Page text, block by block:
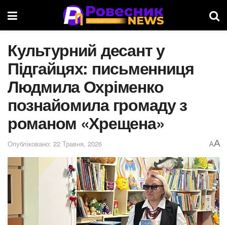
Культурний десант у
Підгайцях: письменниця
Людмила Охріменко
познайомила громаду з
романом «Хрещена»
Опубліковано: 22 Травня, 2026 AA